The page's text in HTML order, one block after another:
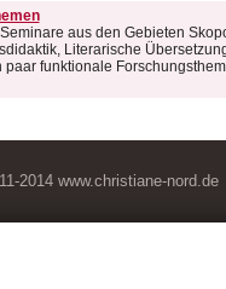
aus den Gebieten
Literarische
funktionale
2014 www.christiane-nord.de